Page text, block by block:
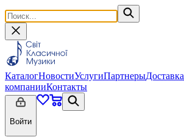
КаталогНовостиУслугиПартнерыДоставка
компанииКонтакты
Войти